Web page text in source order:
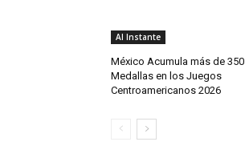
Al Instante
México Acumula más de 350
Medallas en los Juegos
Centroamericanos 2026